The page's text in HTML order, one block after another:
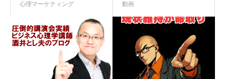
心理マーケティング
動画